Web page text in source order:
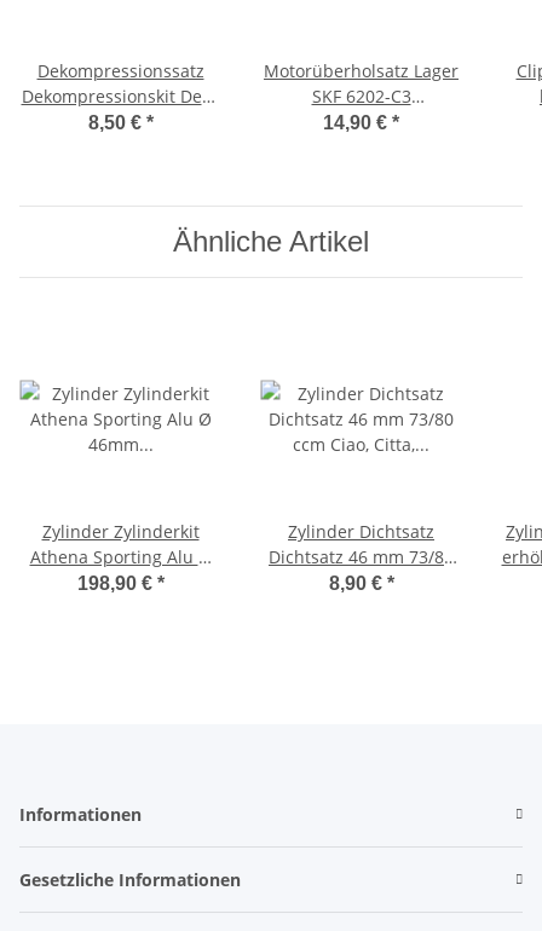
Dekompressionssatz
Dekompressionskit Deko
Dekompression Ciao,
8,50 € *
Motorüberholsatz Lager
SKF 6202-C3
Motordichtsatz Ciao,
14,90 € *
Ähnliche Artikel
Zylinder Zylinderkit
Athena Sporting Alu Ø
46mm 75ccm Ø 10mm
198,90 € *
Zylinder Dichtsatz
Dichtsatz 46 mm 73/80
ccm Ciao, Citta, Bravo, -
8,90 € *
Informationen
Gesetzliche Informationen